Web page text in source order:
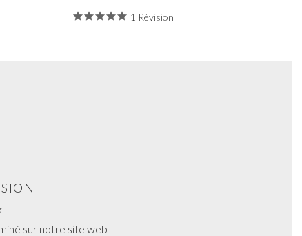
1 Révision
sur notre site web